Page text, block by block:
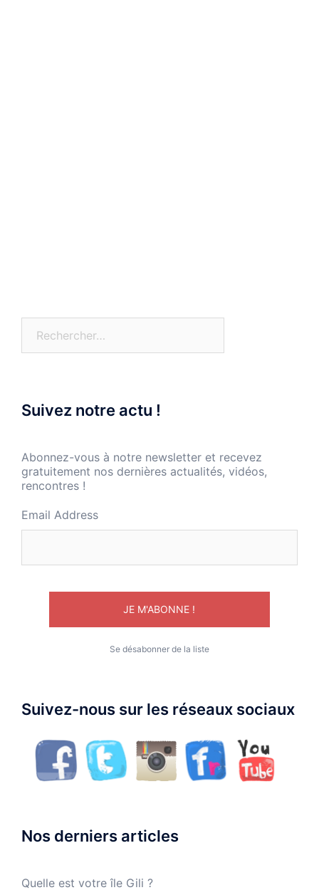
Suivez notre actu !
Abonnez-vous à notre newsletter et recevez
gratuitement nos dernières actualités, vidéos,
rencontres !
Email Address
Se désabonner de la liste
Suivez-nous sur les réseaux sociaux
Nos derniers articles
Quelle est votre île Gili ?